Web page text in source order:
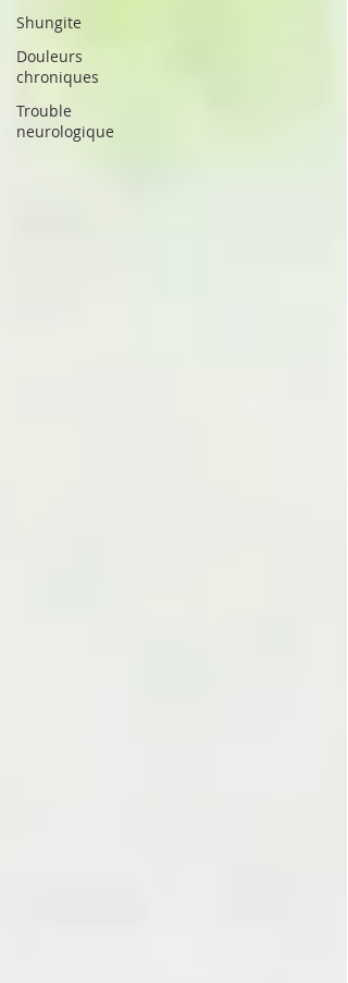
Shungite
Douleurs
chroniques
Trouble
neurologique